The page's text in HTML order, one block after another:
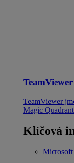
TeamViewer
Magic
Klíčová
Microsoft